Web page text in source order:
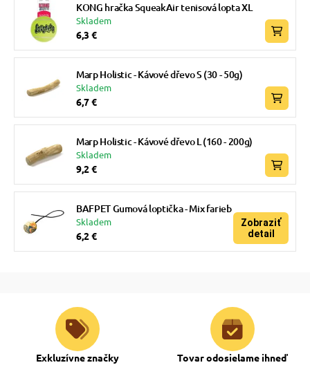
KONG hračka SqueakAir tenisová lopta XL
Skladem
6,3 €
Marp Holistic - Kávové dřevo S (30 - 50g)
Skladem
6,7 €
Marp Holistic - Kávové dřevo L (160 - 200g)
Skladem
9,2 €
BAFPET Gumová loptička - Mix farieb
Skladem
6,2 €
Zobraziť
detail
Exkluzívne značky Tovar odosielame ihneď